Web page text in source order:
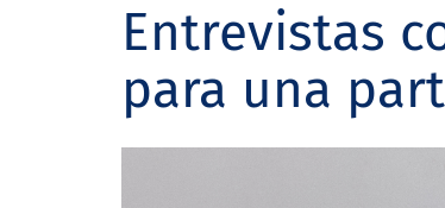
Entrevistas
para una